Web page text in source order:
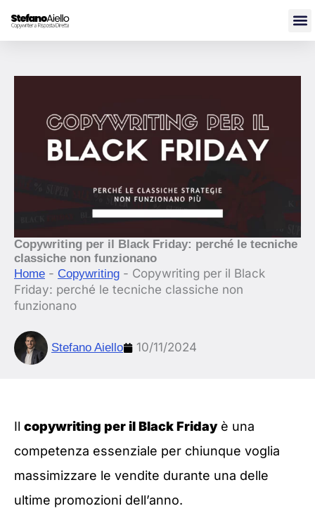
contenuto
Copywriting per il Black Friday: perché le tecniche
classiche non funzionano
Home - Copywriting - Copywriting per il Black
Friday: perché le tecniche classiche non
funzionano
Stefano Aiello 10/11/2024
Il copywriting per il Black Fridayè una
competenza essenziale per chiunque voglia
massimizzare le vendite durante una delle
ultime promozioni dell’anno.